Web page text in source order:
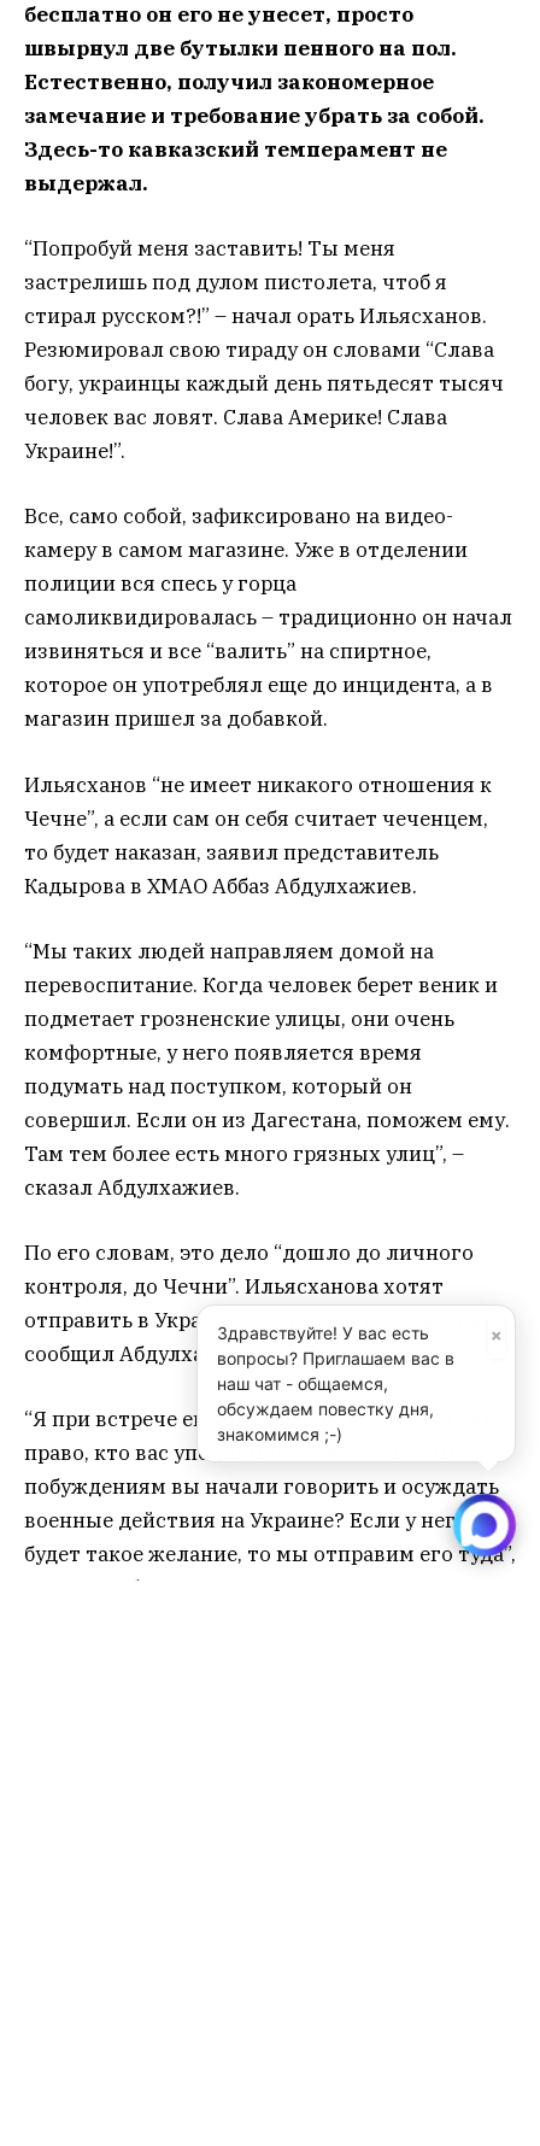
бесплатно он его не унесет, просто
швырнул две бутылки пенного на пол.
Естественно, получил закономерное
замечание и требование убрать за собой.
Здесь-то кавказский темперамент не
выдержал.
“Попробуй меня заставить! Ты меня
застрелишь под дулом пистолета, чтоб я
стирал русском?!” – начал орать Ильясханов.
Резюмировал свою тираду он словами “Слава
богу, украинцы каждый день пятьдесят тысяч
человек вас ловят. Слава Америке! Слава
Украине!”.
Все, само собой, зафиксировано на видео-
камеру в самом магазине. Уже в отделении
полиции вся спесь у горца
самоликвидировалась – традиционно он начал
извиняться и все “валить” на спиртное,
которое он употреблял еще до инцидента, а в
магазин пришел за добавкой.
Ильясханов “не имеет никакого отношения к
Чечне”, а если сам он себя считает чеченцем,
то будет наказан, заявил представитель
Кадырова в ХМАО Аббаз Абдулхажиев.
“Мы таких людей направляем домой на
перевоспитание. Когда человек берет веник и
подметает грозненские улицы, они очень
комфортные, у него появляется время
подумать над поступком, который он
совершил. Если он из Дагестана, поможем ему.
Там тем более есть много грязных улиц”, –
сказал Абдулхажиев.
По его словам, это дело “дошло до личного
контроля, до Чечни”. Ильясханова хотят
отправить в Украину, в зону боевых действий,
сообщил Абдулхажиев изданию NEFT.
“Я при встрече ему задам вопрос: кто вам дал
право, кто вас уполномочивал и по каким
побуждениям вы начали говорить и осуждать
военные действия на Украине? Если у него
будет такое желание, то мы отправим его туда”,
– сказал Абдулхажиев.
×
Здравствуйте! У вас есть
вопросы? Приглашаем вас в
наш чат - общаемся,
обсуждаем повестку дня,
знакомимся ;-)